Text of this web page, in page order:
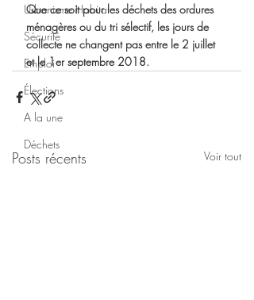
Urbanisme Habitat
Sécurité
Emploi
Élections
A la une
Déchets
Que ce soit pour les déchets des ordures
ménagères ou du tri sélectif, les jours de
collecte ne changent pas entre le 2 juillet
et le 1er septembre 2018.
Posts récents Voir tout